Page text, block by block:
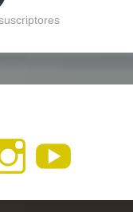
Ver
perfil